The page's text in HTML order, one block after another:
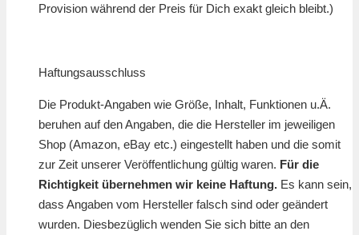
Provision während der Preis für Dich exakt gleich bleibt.)
Haftungsausschluss
Die Produkt-Angaben wie Größe, Inhalt, Funktionen u.Ä.
beruhen auf den Angaben, die die Hersteller im jeweiligen
Shop (Amazon, eBay etc.) eingestellt haben und die somit
zur Zeit unserer Veröffentlichung gültig waren. Für die
Richtigkeit übernehmen wir keine Haftung. Es kann sein,
dass Angaben vom Hersteller falsch sind oder geändert
wurden. Diesbezüglich wenden Sie sich bitte an den